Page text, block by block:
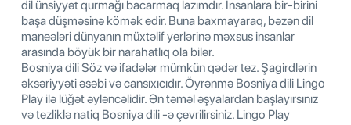
dil ünsiyyət qurmağı bacarmaq lazımdır. İnsanlara bir-birini
başa düşməsinə kömək edir. Buna baxmayaraq, bəzən dil
maneələri dünyanın müxtəlif yerlərinə məxsus insanlar
arasında böyük bir narahatlıq ola bilər.
Bosniya dili Söz və ifadələr mümkün qədər tez. Şagirdlərin
əksəriyyəti əsəbi və cansıxıcıdır. Öyrənmə Bosniya dili Lingo
Play ilə lüğət əyləncəlidir. Ən təməl əşyalardan başlayırsınız
və tezliklə natiq Bosniya dili -ə çevrilirsiniz. Lingo Play